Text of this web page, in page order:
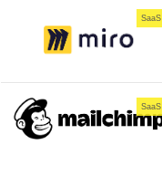
SaaS
SaaS